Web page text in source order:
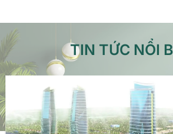
TIN TỨC NỔI